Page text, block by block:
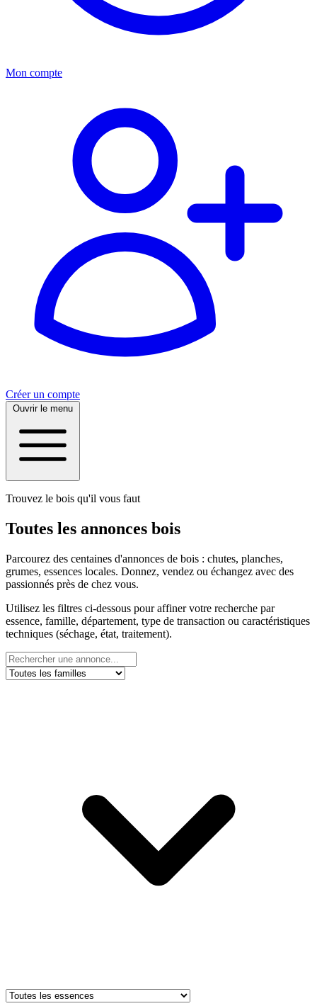
Mon compte
Créer un compte
Ouvrir le menu
Trouvez le bois qu'il vous faut
Toutes les annonces bois
Parcourez des centaines d'annonces de bois : chutes, planches,
grumes, essences locales. Donnez, vendez ou échangez avec des
passionnés près de chez vous.
Utilisez les filtres ci-dessous pour affiner votre recherche par
essence, famille, département, type de transaction ou caractéristiques
techniques (séchage, état, traitement).